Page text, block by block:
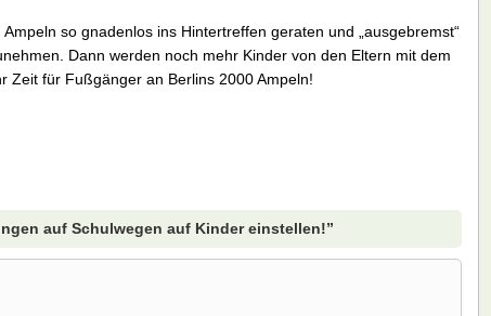
so gnadenlos ins Hintertreffen geraten und „ausgebremst“
Dann werden noch mehr Kinder von den Eltern mit dem
Zeit für Fußgänger an Berlins 2000 Ampeln!
auf Schulwegen auf Kinder einstellen!”